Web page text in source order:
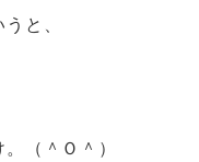
と、
（＾Ｏ＾）